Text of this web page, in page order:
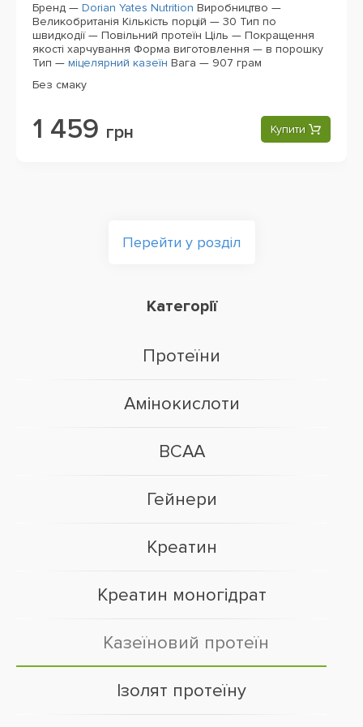
Категорії
Протеїни
Амінокислоти
BCAA
Гейнери
Креатин
Креатин моногідрат
Казеїновий протеїн
Ізолят протеїну
Бренд — Dorian Yates Nutrition Виробництво —
Великобританія Кількість порцій — 30 Тип по
швидкодії — Повільний протеїн Ціль — Покращення
якості харчування Форма виготовлення — в порошку
Тип — міцелярний казеїн Вага — 907 грам
Без смаку
1 459 грн Купити
Перейти у розділ